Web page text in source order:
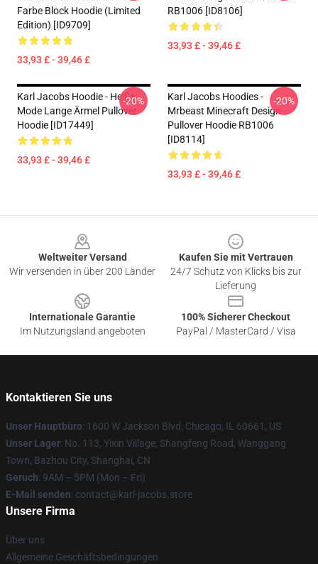
Farbe Block Hoodie (Limited
Edition) [ID9709]
33,93 £ - 39,46 £
RB1006 [ID8106]
33,93 £ - 39,46 £
Karl Jacobs Hoodie - Heiße
Mode Lange Ärmel Pullover
Hoodie [ID17449]
33,93 £ - 39,46 £
-20%
Karl Jacobs Hoodies -
Mrbeast Minecraft Design
Pullover Hoodie RB1006
[ID8114]
33,93 £ - 39,46 £
-20%
Weltweiter Versand
Wir versenden in über 200 Länder
Kaufen Sie mit Vertrauen
24/7 Schutz von Klicks bis zur
Lieferung
Internationale Garantie
Im Nutzungsland angeboten
100% Sicherer Checkout
PayPal / MasterCard / Visa
Kontaktieren Sie uns
Unser Hauptbüro: 1600 W Jackson Blvd, Chicago, IL 60661, US
Unser Lager: No. 113, Yixin Village, Shangfeng Road, Wanggang
Town, Bazhou City, Shanghai, CN
Geruch: 9AM – 5PM (Mon – Fri)
E-Mail senden: contact@karl-jacobs.store
Unsere Firma
Über uns
Allgemeine Geschäftsbedingungen